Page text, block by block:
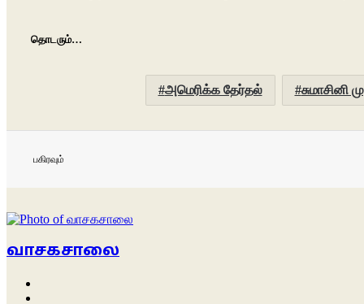
தொடரும்…
அமெரிக்க தேர்தல் சுமாசினி
பகிரவும்
வாசகசாலை